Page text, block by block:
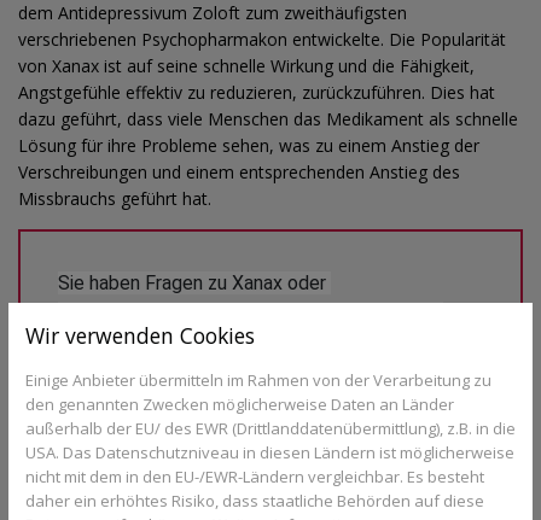
dem Antidepressivum Zoloft zum zweithäufigsten
verschriebenen Psychopharmakon entwickelte. Die Popularität
von Xanax ist auf seine schnelle Wirkung und die Fähigkeit,
Angstgefühle effektiv zu reduzieren, zurückzuführen. Dies hat
dazu geführt, dass viele Menschen das Medikament als schnelle
Lösung für ihre Probleme sehen, was zu einem Anstieg der
Verschreibungen und einem entsprechenden Anstieg des
Missbrauchs geführt hat.
Sie haben Fragen zu Xanax oder
Gesundheits-Experten und -Expertinnen aus Ihrer
Region beraten Sie gerne. Hier gelangen Sie zur
Expertensuche.
Xanax ist für sein Suchtpotenzial
Wir verwenden Cookies
Einige Anbieter übermitteln im Rahmen von der Verarbeitung zu
den genannten Zwecken möglicherweise Daten an Länder
außerhalb der EU/ des EWR (Drittlanddatenübermittlung), z.B. in die
USA. Das Datenschutzniveau in diesen Ländern ist möglicherweise
nicht mit dem in den EU-/EWR-Ländern vergleichbar. Es besteht
daher ein erhöhtes Risiko, dass staatliche Behörden auf diese